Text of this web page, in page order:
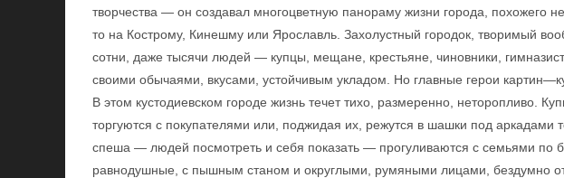
творчества — он создавал многоцветную панораму жизни города, похожего
то на Кострому, Кинешму или Ярославль. Захолустный городок, творимый
сотни, даже тысячи людей — купцы, мещане, крестьяне, чиновники,
своими обычаями, вкусами, устойчивым укладом. Но главные герои
В этом кустодиевском городе жизнь течет тихо, размеренно, неторопливо.
торгуются с покупателями или, поджидая их, режутся в шашки под аркадами
спеша — людей посмотреть и себя показать — прогуливаются с семьями по
равнодушные, с пышным станом и округлыми, румяными лицами, бездумно